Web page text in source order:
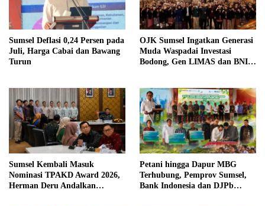
Sumsel Deflasi 0,24 Persen pada
Juli, Harga Cabai dan Bawang
Turun
OJK Sumsel Ingatkan Generasi
Muda Waspadai Investasi
Bodong, Gen LIMAS dan BNI
Sumsel Kembali Masuk
Nominasi TPAKD Award 2026,
Herman Deru Andalkan
Petani hingga Dapur MBG
Terhubung, Pemprov Sumsel,
Bank Indonesia dan DJPb